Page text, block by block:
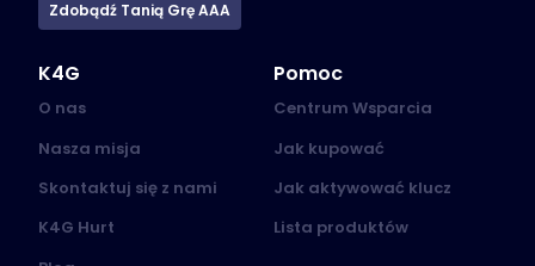
Zdobądź Tanią Grę AAA
K4G
O nas
Nasza misja
Skontaktuj się z nami
K4G Hurt
Pomoc
Centrum Wsparcia
Jak kupować
Jak aktywować klucz
Lista produktów